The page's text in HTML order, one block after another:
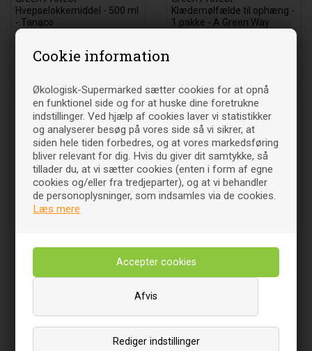
Cookie information
Økologisk-Supermarked sætter cookies for at opnå
en funktionel side og for at huske dine foretrukne
indstillinger. Ved hjælp af cookies laver vi statistikker
og analyserer besøg på vores side så vi sikrer, at
siden hele tiden forbedres, og at vores markedsføring
bliver relevant for dig. Hvis du giver dit samtykke, så
tillader du, at vi sætter cookies (enten i form af egne
cookies og/eller fra tredjeparter), og at vi behandler
de personoplysninger, som indsamles via de cookies.
Læs mere
Rediger indstillinger
Afvis
Hvepselokkemiddel - 500 ml
- Tanaco
52
Klædemølfælde til ophæng -
1 pakke - A Green Way
DKK
med lokkemiddel - 1 pakke -
Tanaco